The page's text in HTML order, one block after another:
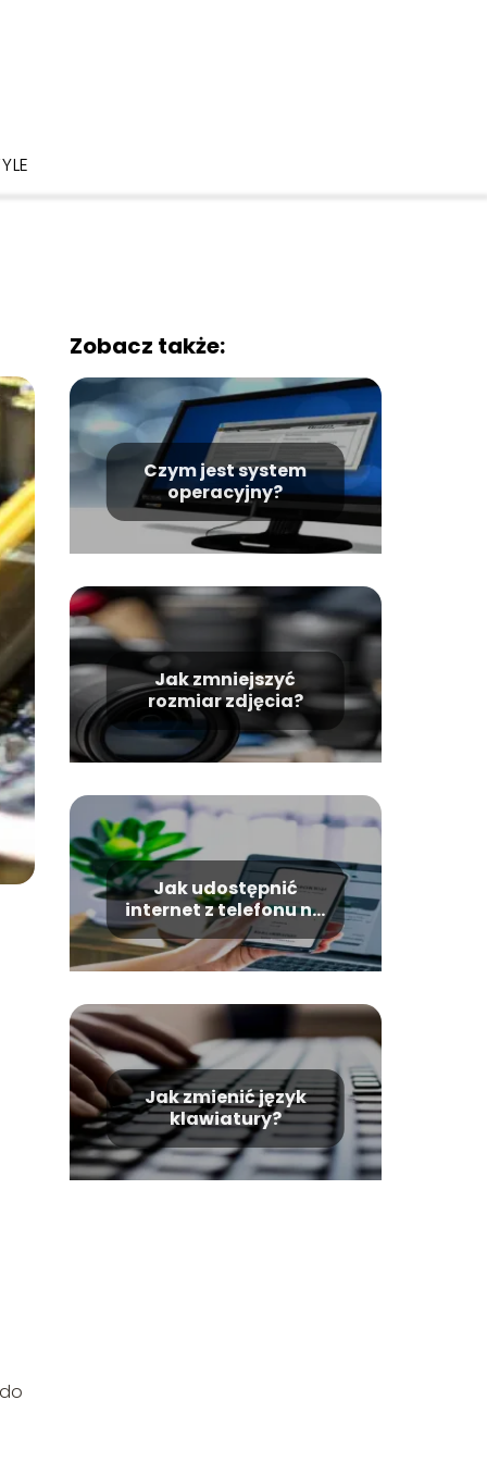
Zobacz także:
Czym jest system
operacyjny?
Jak zmniejszyć
rozmiar zdjęcia?
Jak udostępnić
internet z telefonu na
pc?
Jak zmienić język
klawiatury?